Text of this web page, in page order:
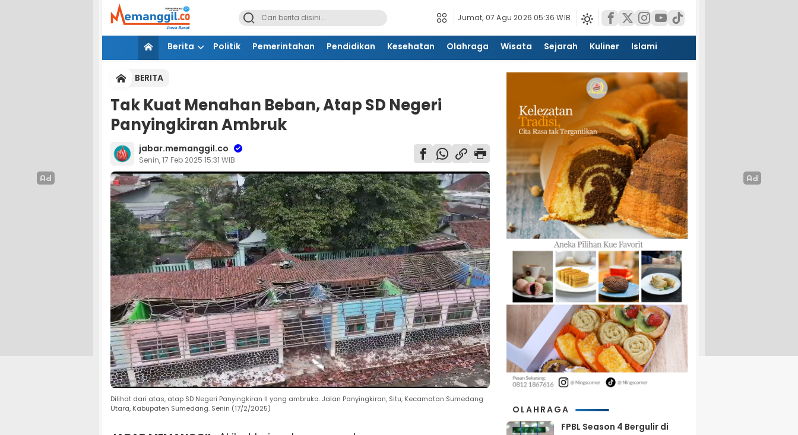
Jumat, 07 Agu 2026 05:36 WIB
Berita Politik Pemerintahan Pendidikan Kesehatan Olahraga Wisata Sejarah Kuliner Islami
BERITA
Tak Kuat Menahan Beban, Atap SD Negeri
Panyingkiran Ambruk
jabar.memanggil.co
Senin, 17 Feb 2025 15:31 WIB
Dilihat dari atas, atap SD Negeri Panyingkiran II yang ambruka. Jalan Panyingkiran, Situ, Kecamatan Sumedang
Utara, Kabupaten Sumedang. Senin (17/2/2025)
OLAHRAGA
FPBL Season 4 Bergulir di